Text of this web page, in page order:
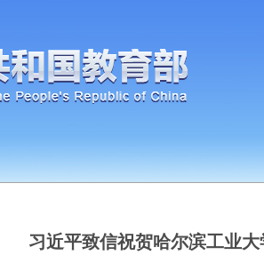
习近平致信祝贺哈尔滨工业